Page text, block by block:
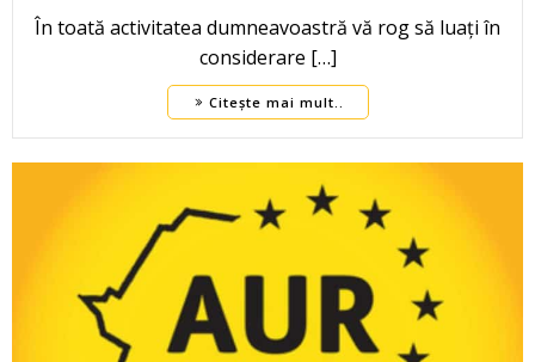
În toată activitatea dumneavoastră vă rog să luați în
considerare […]
Citește mai mult..